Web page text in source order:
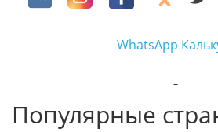
WhatsApp
Популярные